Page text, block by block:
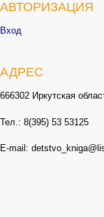
АВТОРИЗАЦИЯ
Вход
АДРЕС
666302 Иркутская
Тел.: 8(395) 53 53125
E-mail: